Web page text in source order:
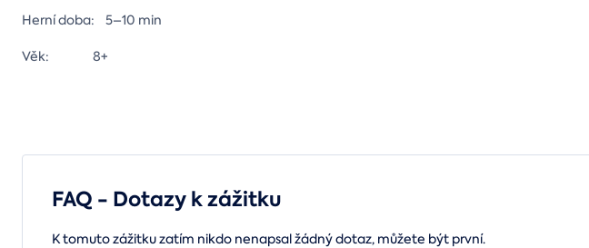
Herní doba: 5–10 min
Věk: 8+
FAQ - Dotazy k zážitku
K tomuto zážitku zatím nikdo nenapsal žádný dotaz, můžete být první.